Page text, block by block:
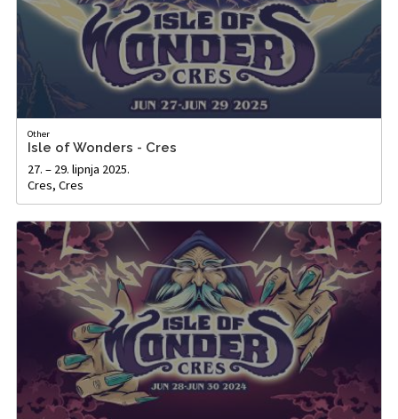
Other
Isle of Wonders - Cres
27. – 29. lipnja 2025.
Cres, Cres